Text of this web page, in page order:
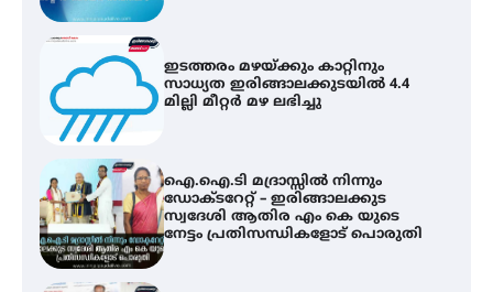
ഐ.ഐ.ടി മദ്രാസ്സിൽ നിന്നും
ഡോക്ടറേറ്റ് – ഇരിങ്ങാലക്കുട
സ്വദേശി ആതിര എം കെ യുടെ
നേട്ടം പ്രതിസന്ധികളോട് പൊരുതി
മെഡിക്കൽ ക്യാമ്പ്